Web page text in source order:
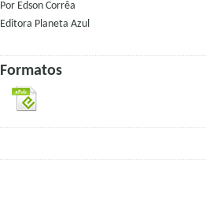
Por Edson Corrêa
Editora Planeta Azul
Formatos